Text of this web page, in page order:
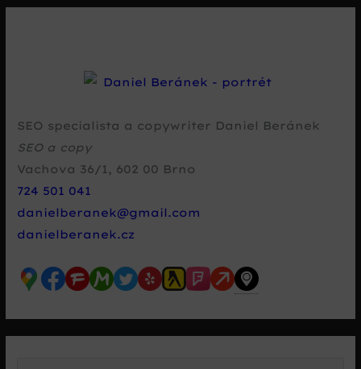
SEO specialista a copywriter Daniel Beránek
SEO a copy
Vachova 36/1 , 602 00 Brno
724 501 041
danielberanek@gmail.com
danielberanek.cz